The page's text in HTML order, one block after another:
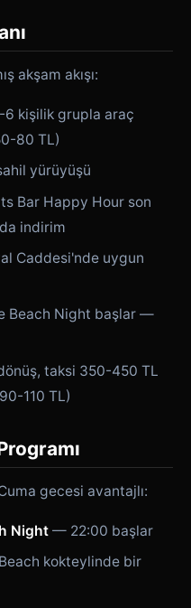
akşam akışı:
6 kişilik grupla araç
80 TL)
yürüyüşü
Bar Happy Hour son
indirim
Caddesi'nde uygun
Beach Night başlar —
taksi 350-450 TL
110 TL)
gecesi avantajlı:
Night — 22:00 başlar
kokteylinde bir